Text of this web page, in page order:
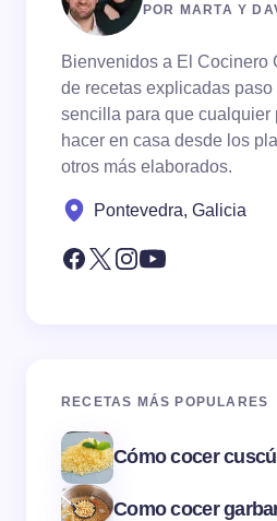
POR MARTA Y
Bienvenidos a El Cocinero
de recetas explicadas
sencilla para que cualquier
hacer en casa desde los
otros más elaborados.
Pontevedra, Galicia
RECETAS MÁS POPULARES
Cómo cocer
Como cocer